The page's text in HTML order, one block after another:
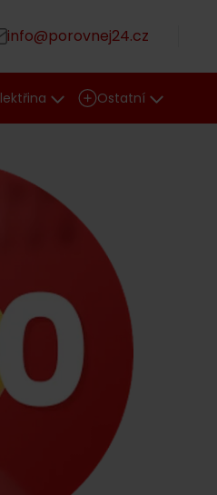
info@porovnej24.cz
Ostatní